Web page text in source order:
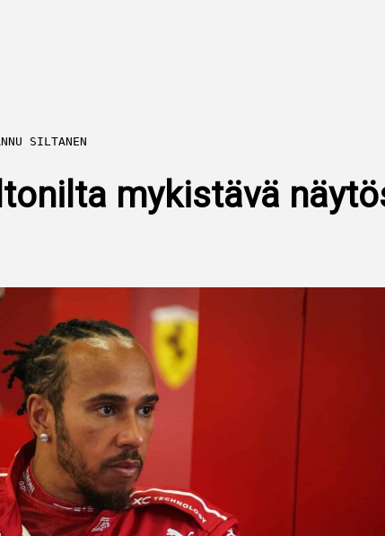
SILTANEN
mykistävä